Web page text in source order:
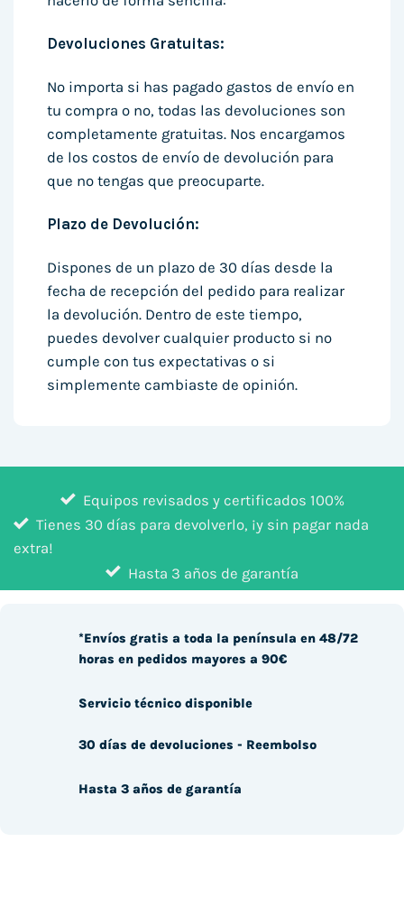
Devoluciones Gratuitas:
No importa si has pagado gastos de envío en
tu compra o no, todas las devoluciones son
completamente gratuitas. Nos encargamos
de los costos de envío de devolución para
que no tengas que preocuparte.
Plazo de Devolución:
Dispones de un plazo de 30 días desde la
fecha de recepción del pedido para realizar
la devolución. Dentro de este tiempo,
puedes devolver cualquier producto si no
cumple con tus expectativas o si
simplemente cambiaste de opinión.
Equipos revisados y certificados 100%
Tienes 30 días para devolverlo, ¡y sin pagar nada
extra!
Hasta 3 años de garantía
*Envíos gratis a toda la península en 48/72
horas en pedidos mayores a 90€
Servicio técnico disponible
30 días de devoluciones - Reembolso
Hasta 3 años de garantía